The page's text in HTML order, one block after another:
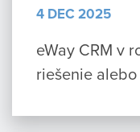
4 DEC 2025
eWay CRM v
riešenie